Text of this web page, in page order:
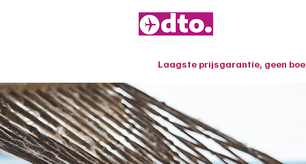
Laagste prijsgarantie, geen